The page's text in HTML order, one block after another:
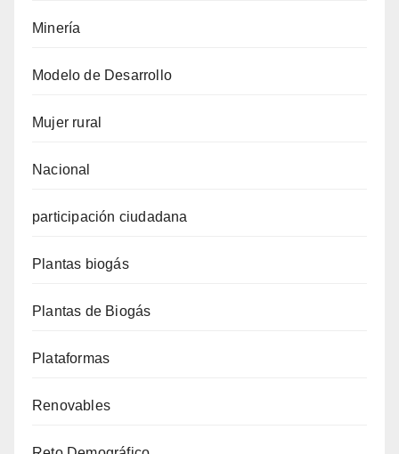
Minería
Modelo de Desarrollo
Mujer rural
Nacional
participación ciudadana
Plantas biogás
Plantas de Biogás
Plataformas
Renovables